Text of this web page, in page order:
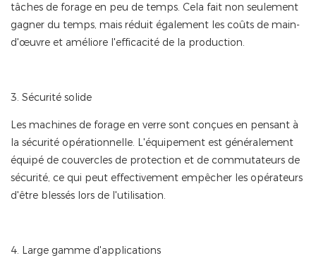
tâches de forage en peu de temps. Cela fait non seulement
gagner du temps, mais réduit également les coûts de main-
d'œuvre et améliore l'efficacité de la production.
3. Sécurité solide
Les machines de forage en verre sont conçues en pensant à
la sécurité opérationnelle. L'équipement est généralement
équipé de couvercles de protection et de commutateurs de
sécurité, ce qui peut effectivement empêcher les opérateurs
d'être blessés lors de l'utilisation.
4. Large gamme d'applications